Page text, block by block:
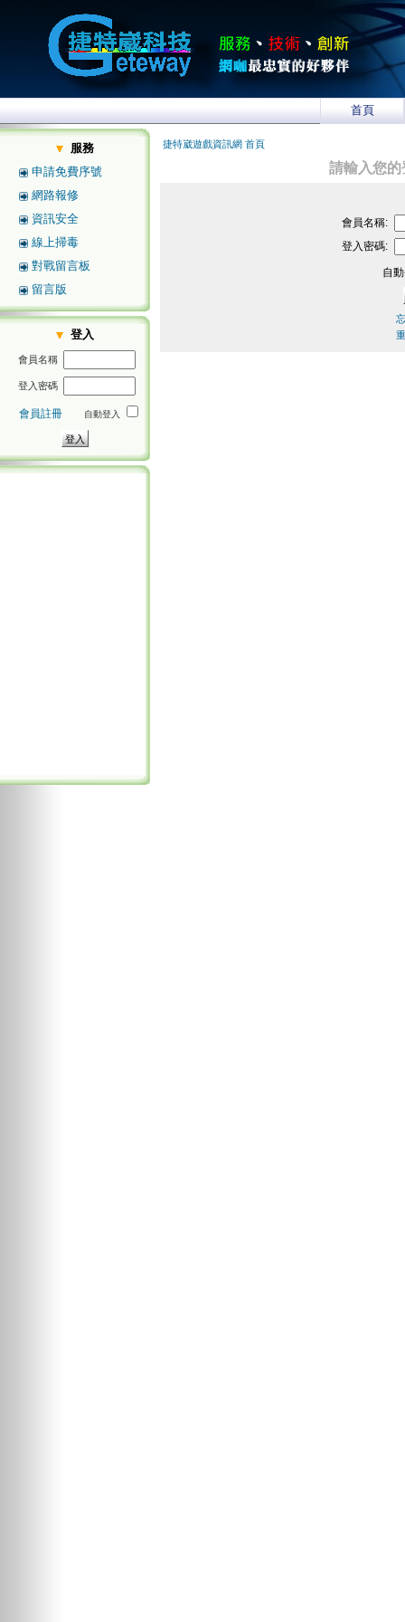
首頁
服務
申請免費序號
網路報修
資訊安全
線上掃毒
對戰留言板
留言版
登入
會員名稱
登入密碼
會員註冊 自動登入
捷特崴遊戲資訊網 首頁
請輸入您
會員名稱:
登入密碼:
自